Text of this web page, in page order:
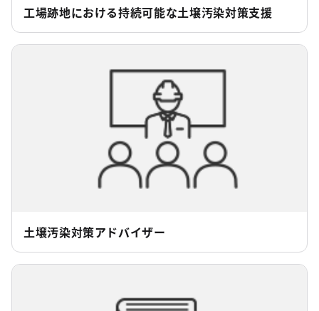
工場跡地における持続可能な土壌汚染対策支援
土壌汚染対策アドバイザー